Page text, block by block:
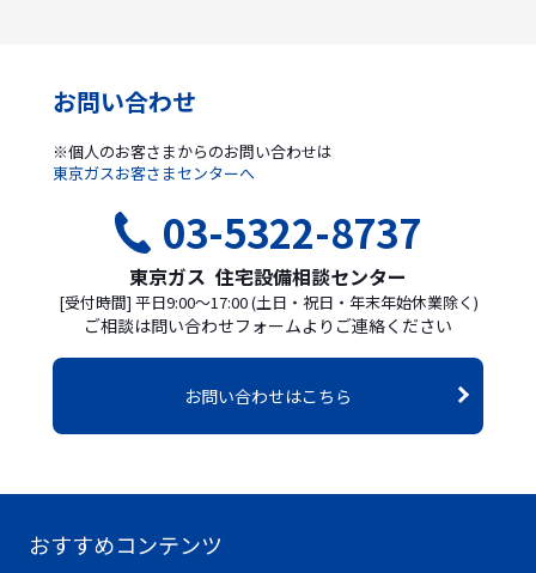
お問い合わせ
※個人のお客さまからのお問い合わせは
東京ガスお客さまセンターへ
03-5322-8737
東京ガス 住宅設備相談センター
[受付時間] 平日9:00〜17:00 (土日・祝日・年末年始休業除く)
ご相談は問い合わせフォームよりご連絡ください
お問い合わせはこちら
おすすめコンテンツ